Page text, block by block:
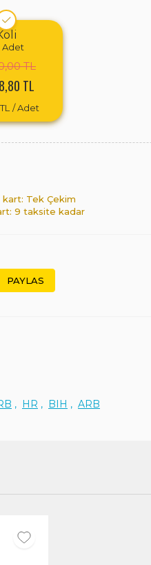
Adet
TL
TL
/ Adet
kart: Tek Çekim
9 taksite kadar
PAYLAS
, HR , BIH , ARB